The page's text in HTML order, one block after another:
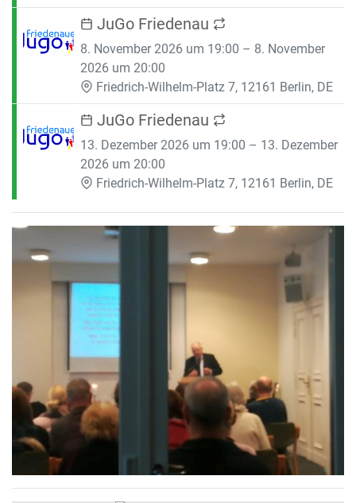
JuGo Friedenau
8. November 2026 um 19:00 – 8. November
2026 um 20:00
Friedrich-Wilhelm-Platz 7, 12161 Berlin, DE
JuGo Friedenau
13. Dezember 2026 um 19:00 – 13. Dezember
2026 um 20:00
Friedrich-Wilhelm-Platz 7, 12161 Berlin, DE